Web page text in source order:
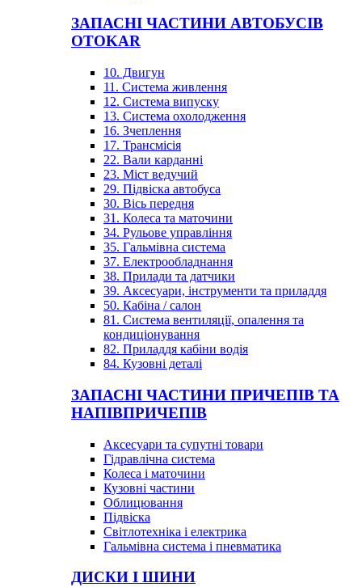
ЗАПАСНІ ЧАСТИНИ АВТОБУСІВ
OTOKAR
10. Двигун
11. Система живлення
12. Система випуску
13. Система охолодження
16. Зчеплення
17. Трансмісія
22. Вали карданні
23. Міст ведучий
29. Підвіска автобуса
30. Вісь передня
31. Колеса та маточини
34. Рульове управління
35. Гальмівна система
37. Електрообладнання
38. Прилади та датчики
39. Аксесуари, інструменти та приладдя
50. Кабіна / салон
81. Система вентиляції, опалення та
кондиціонування
82. Приладдя кабіни водія
84. Кузовні деталі
ЗАПАСНІ ЧАСТИНИ ПРИЧЕПІВ ТА
НАПІВПРИЧЕПІВ
Аксесуари та супутні товари
Гідравлічна система
Колеса і маточини
Кузовні частини
Облицювання
Підвіска
Світлотехніка і електрика
Гальмівна система і пневматика
ДИСКИ І ШИНИ